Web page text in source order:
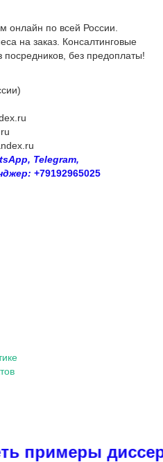
онлайн по всей России.
на заказ. Консалтинговые
посредников, без предоплаты!
Telegram,
+79192965025
диссертаций,